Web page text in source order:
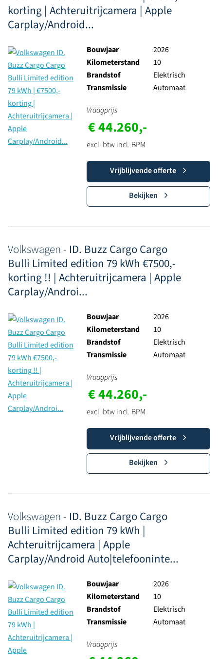
korting | Achteruitrijcamera | Apple
Carplay/Android...
Bouwjaar
2026
Kilometerstand
10
Brandstof
Elektrisch
Transmissie
Automaat
Vraagprijs
€ 44.260,-
excl. btw incl. BPM
Vrijblijvende offerte
Bekijken
Volkswagen - ID. Buzz Cargo Cargo
Bulli Limited edition 79 kWh €7500,-
korting !! | Achteruitrijcamera | Apple
Carplay/Androi...
Bouwjaar
2026
Kilometerstand
10
Brandstof
Elektrisch
Transmissie
Automaat
Vraagprijs
€ 44.260,-
excl. btw incl. BPM
Vrijblijvende offerte
Bekijken
Volkswagen - ID. Buzz Cargo Cargo
Bulli Limited edition 79 kWh |
Achteruitrijcamera | Apple
Carplay/Android Auto|telefooninte...
Bouwjaar
2026
Kilometerstand
10
Brandstof
Elektrisch
Transmissie
Automaat
Vraagprijs